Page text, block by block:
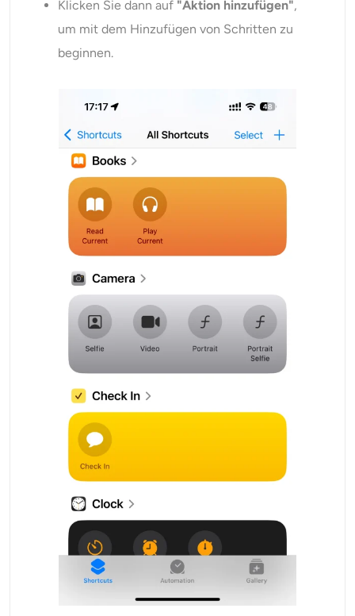
Klicken Sie dann auf "Aktion hinzufügen",
um mit dem Hinzufügen von Schritten zu
beginnen.